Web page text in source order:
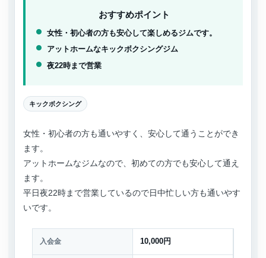
おすすめポイント
女性・初心者の方も安心して楽しめるジムです。
アットホームなキックボクシングジム
夜22時まで営業
キックボクシング
女性・初心者の方も通いやすく、安心して通うことができ
ます。
アットホームなジムなので、初めての方でも安心して通え
ます。
平日夜22時まで営業しているので日中忙しい方も通いやす
いです。
入会金 10,000円